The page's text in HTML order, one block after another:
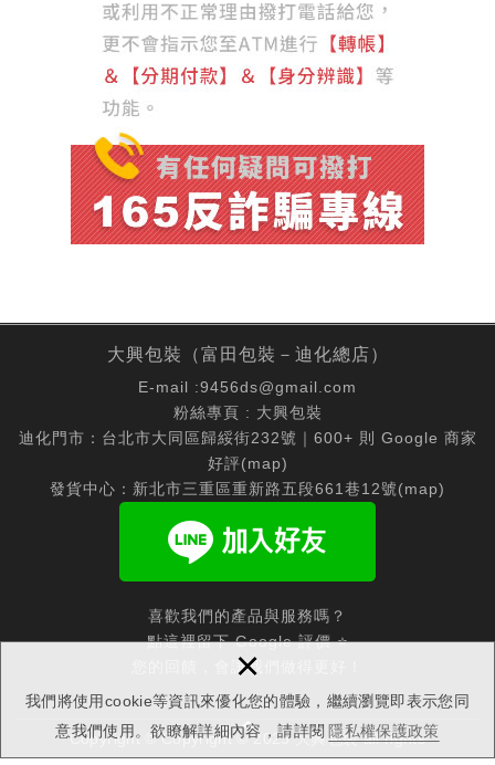
我們將使用cookie等資訊來優化您的體驗，繼續瀏覽即表示您同
意我們使用。欲瞭解詳細內容，請詳閱 隱私權保護政策
×
大興包裝（富田包裝－迪化總店）
E-mail :9456ds@gmail.com
粉絲專頁 : 大興包裝
迪化門市：台北市大同區歸綏街232號｜600+ 則 Google 商家
好評(map)
發貨中心：新北市三重區重新路五段661巷12號(map)
喜歡我們的產品與服務嗎？
點這裡留下 Google 評價 ⭐
您的回饋，會讓我們做得更好！
Copyright © Copyright © 2025 大興包裝 all rights